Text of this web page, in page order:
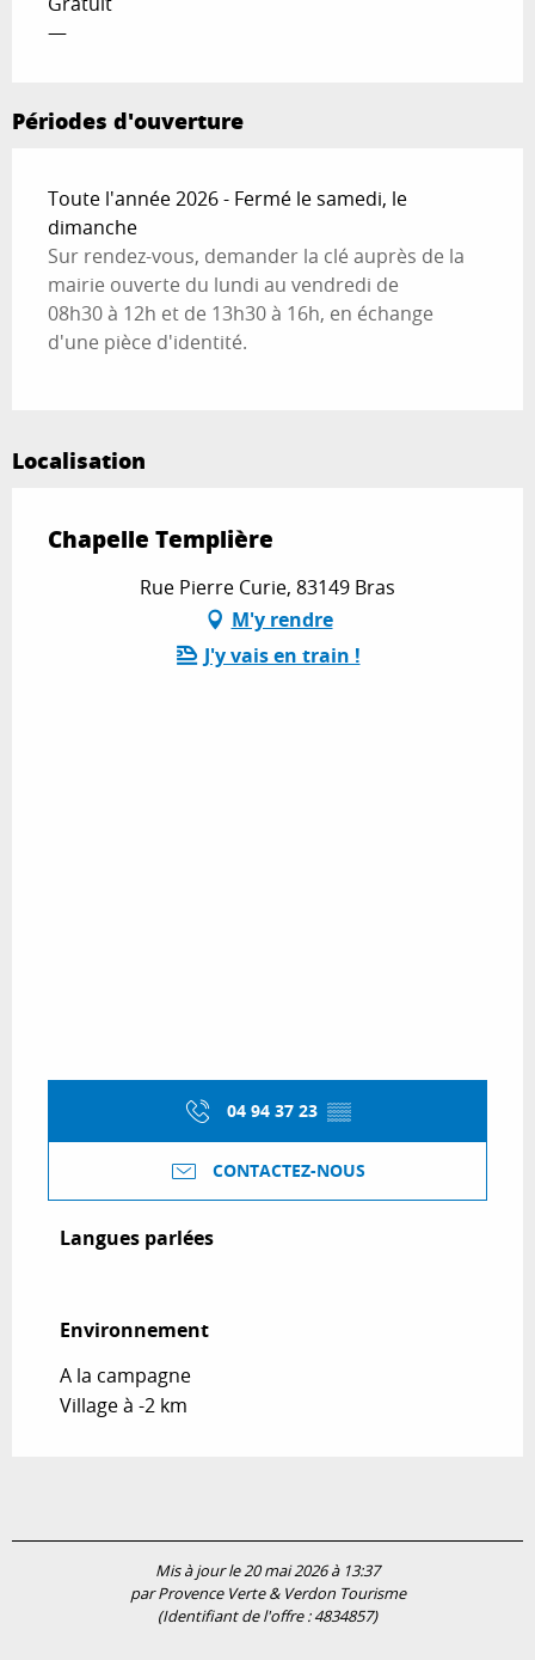
—
Périodes d'ouverture
Toute l'année 2026 - Fermé le samedi, le
dimanche
Sur rendez-vous, demander la clé auprès de la
mairie ouverte du lundi au vendredi de
08h30 à 12h et de 13h30 à 16h, en échange
d'une pièce d'identité.
Localisation
Chapelle Templière
Rue Pierre Curie, 83149 Bras
M'y rendre
J'y vais en train !
04 94 37 23 ▒▒
CONTACTEZ-NOUS
Langues parlées
Langues parlées
Environnement
Environnement
A la campagne
Village à -2 km
Mis à jour le 20 mai 2026 à 13:37
par Provence Verte & Verdon Tourisme
(Identifiant de l'offre :4834857)